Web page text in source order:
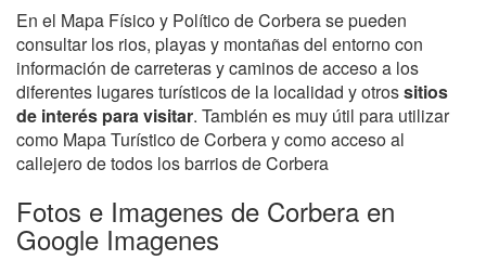
En el Mapa Físico y Político de Corbera se pueden
consultar los rios, playas y montañas del entorno con
información de carreteras y caminos de acceso a los
diferentes lugares turísticos de la localidad y otrossitios
de interés para visitar. También es muy útil para utilizar
como Mapa Turístico de Corbera y como acceso al
callejero de todos los barrios de Corbera
Fotos e Imagenes de Corbera en
Google Imagenes